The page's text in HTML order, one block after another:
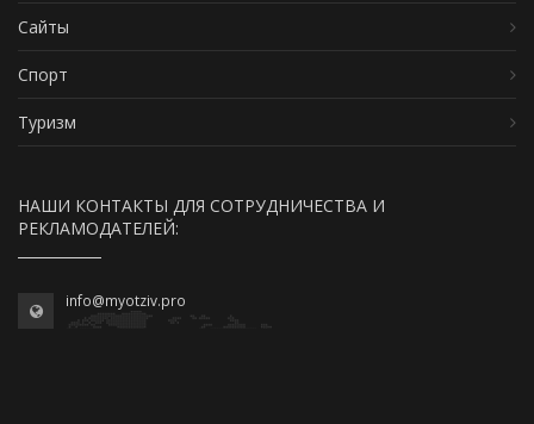
Сайты
Спорт
Туризм
НАШИ КОНТАКТЫ ДЛЯ СОТРУДНИЧЕСТВА И
РЕКЛАМОДАТЕЛЕЙ:
info@myotziv.pro